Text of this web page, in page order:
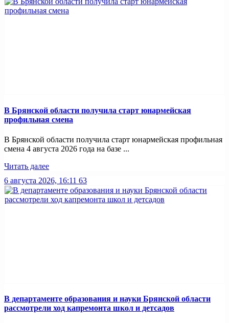
В Брянской области получила старт юнармейская
профильная смена
В Брянской области получила старт юнармейская профильная
смена 4 августа 2026 года на базе ...
Читать далее
6 августа 2026, 16:11 63
В департаменте образования и науки Брянской области
рассмотрели ход капремонта школ и детсадов